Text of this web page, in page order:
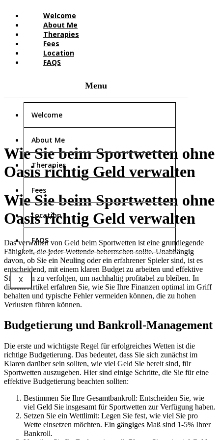
Welcome
About Me
Therapies
Fees
Location
FAQS
Welcome
About Me
Therapies
Fees
Location
FAQS
X
Wie Sie beim Sportwetten ohne
Oasis richtig Geld verwalten
Wie Sie beim Sportwetten ohne
Oasis richtig Geld verwalten
Das verwalten von Geld beim Sportwetten ist eine grundlegende
Fähigkeit, die jeder Wettende beherrschen sollte. Unabhängig
davon, ob Sie ein Neuling oder ein erfahrener Spieler sind, ist es
entscheidend, mit einem klaren Budget zu arbeiten und effektive
Strategien zu verfolgen, um nachhaltig profitabel zu bleiben. In
diesem Artikel erfahren Sie, wie Sie Ihre Finanzen optimal im Griff
behalten und typische Fehler vermeiden können, die zu hohen
Verlusten führen können.
Budgetierung und Bankroll-Management
Die erste und wichtigste Regel für erfolgreiches Wetten ist die
richtige Budgetierung. Das bedeutet, dass Sie sich zunächst im
Klaren darüber sein sollten, wie viel Geld Sie bereit sind, für
Sportwetten auszugeben. Hier sind einige Schritte, die Sie für eine
effektive Budgetierung beachten sollten:
Bestimmen Sie Ihre Gesamtbankroll: Entscheiden Sie, wie
viel Geld Sie insgesamt für Sportwetten zur Verfügung haben.
Setzen Sie ein Wettlimit: Legen Sie fest, wie viel Sie pro
Wette einsetzen möchten. Ein gängiges Maß sind 1-5% Ihrer
Bankroll.